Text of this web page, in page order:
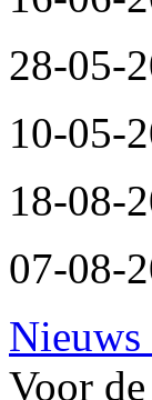
28-05-
10-05-
18-08-
07-08-
Voor